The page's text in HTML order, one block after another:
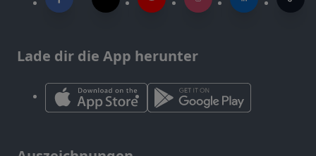
Lade dir die App herunter